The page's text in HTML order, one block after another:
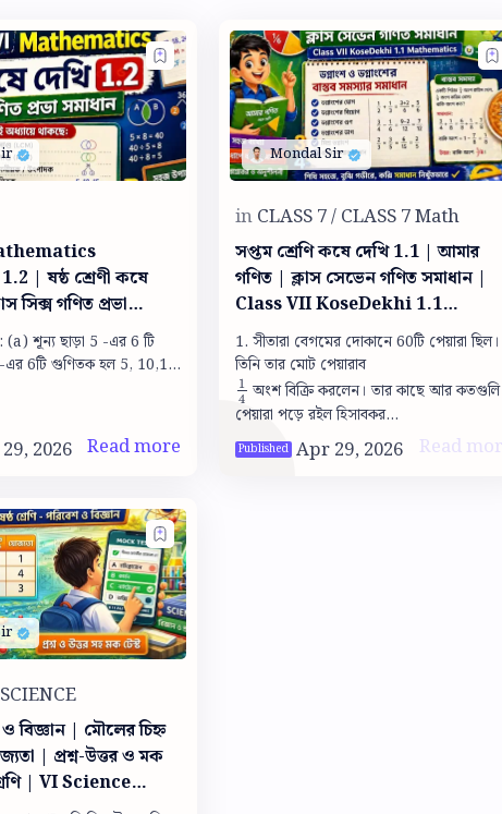
| ষষ্ঠ শ্রেণী কষে
সিক্স গণিত প্রভা
সপ্তম শ্রেণি কষে দেখি 1.1 | আমার
গণিত | ক্লাস সেভেন গণিত সমাধান |
Class VII KoseDekhi 1.1
Mathematics
1. সীতারা বেগমের দোকানে 60টি পেয়ারা ছিল।
তিনি তার মোট পেয়ারাব
1
4
14অংশ বিক্রি করলেন। তার কাছে আর কতগুলি
পেয়ারা পড়ে রইল হিসাবকর…
বিজ্ঞান | মৌলের চিহ্ন
| প্রশ্ন-উত্তর ও মক
| VI Science